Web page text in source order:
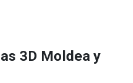
3D Moldea y